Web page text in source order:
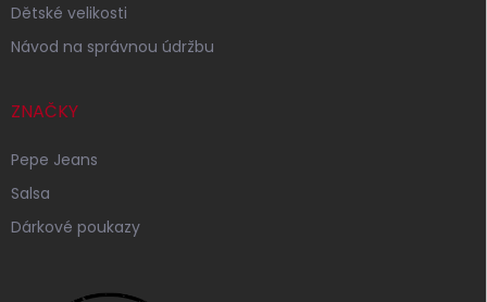
Dětské velikosti
Návod na správnou údržbu
ZNAČKY
Pepe Jeans
Salsa
Dárkové poukazy